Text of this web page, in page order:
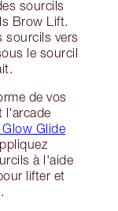
sourcils
Brow Lift.
sourcils vers
le sourcil
de vos
l'arcade
Glide
à l'aide
lifter et